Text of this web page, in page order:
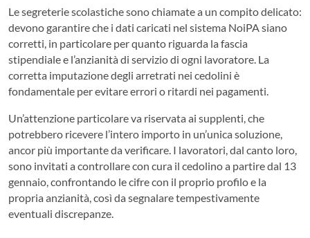
Le segreterie scolastiche sono chiamate a un compito delicato:
devono garantire che i dati caricati nel sistema NoiPA siano
corretti, in particolare per quanto riguarda la fascia
stipendiale e l’anzianità di servizio di ogni lavoratore. La
corretta imputazione degli arretrati nei cedolini è
fondamentale per evitare errori o ritardi nei pagamenti.
Un’attenzione particolare va riservata ai supplenti, che
potrebbero ricevere l’intero importo in un’unica soluzione,
ancor più importante da verificare. I lavoratori, dal canto loro,
sono invitati a controllare con cura il cedolino a partire dal 13
gennaio, confrontando le cifre con il proprio profilo e la
propria anzianità, così da segnalare tempestivamente
eventuali discrepanze.